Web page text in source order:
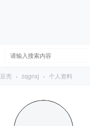
豆壳 › zqgnxj › 个人资料